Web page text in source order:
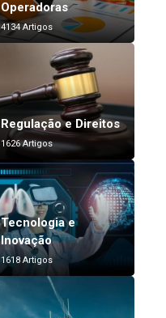
Operadoras
4134 Artigos
Regulação e Direitos
1626 Artigos
Tecnologia e
Inovação
1618 Artigos